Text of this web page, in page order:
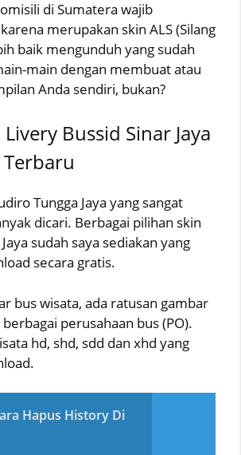
di Sumatera wajib
merupakan skin ALS (Silang
baik mengunduh yang sudah
main dengan membuat atau
Anda sendiri, bukan?
Bussid Sinar Jaya
Terbaru
Tungga Jaya yang sangat
dicari. Berbagai pilihan skin
sudah saya sediakan yang
secara gratis.
bus wisata, ada ratusan gambar
perusahaan bus (PO).
hd, shd, sdd dan xhd yang
Hapus History Di